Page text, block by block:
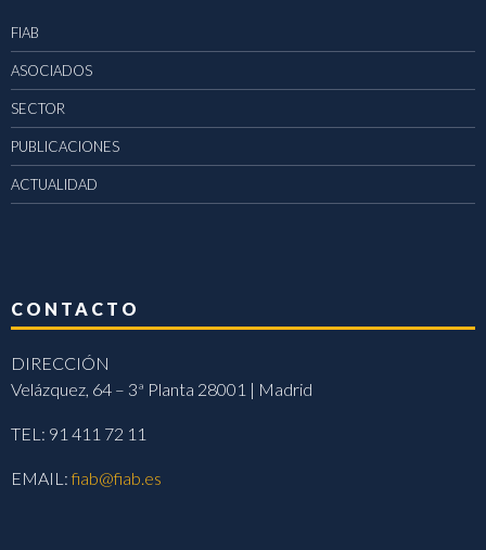
FIAB
ASOCIADOS
SECTOR
PUBLICACIONES
ACTUALIDAD
CONTACTO
DIRECCIÓN
Velázquez, 64 – 3ª Planta 28001 | Madrid
TEL: 91 411 72 11
EMAIL:fiab@fiab.es